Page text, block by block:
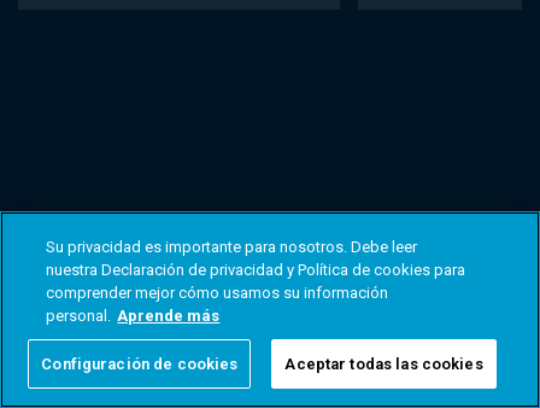
Su privacidad es importante para nosotros. Debe leer
nuestra Declaración de privacidad y Política de cookies para
comprender mejor cómo usamos su información
personal. Aprende más
Configuración de cookies Aceptar todas las cookies